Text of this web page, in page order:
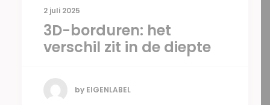
2 juli 2025
3D-borduren: het
verschil zit in de diepte
by EIGENLABEL